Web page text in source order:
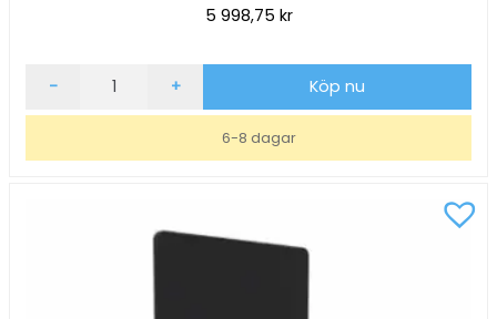
5 998,75 kr
Golvskärm
- + Köp nu
6-8 dagar